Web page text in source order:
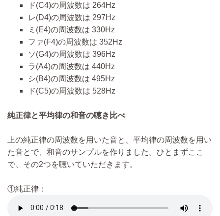
ド(C4)の周波数は 264Hz
レ(D4)の周波数は 297Hz
ミ(E4)の周波数は 330Hz
ファ(F4)の周波数は 352Hz
ソ(G4)の周波数は 396Hz
ラ(A4)の周波数は 440Hz
シ(B4)の周波数は 495Hz
ド(C5)の周波数は 528Hz
純正律と平均律の和音の聴き比べ
上の純正律の周波数を用いた音と、平均律の周波数を用い
た音とで、和音のサンプルを作りました。ひとまずここ
で、その2つを聴いていただきます。
①純正律：